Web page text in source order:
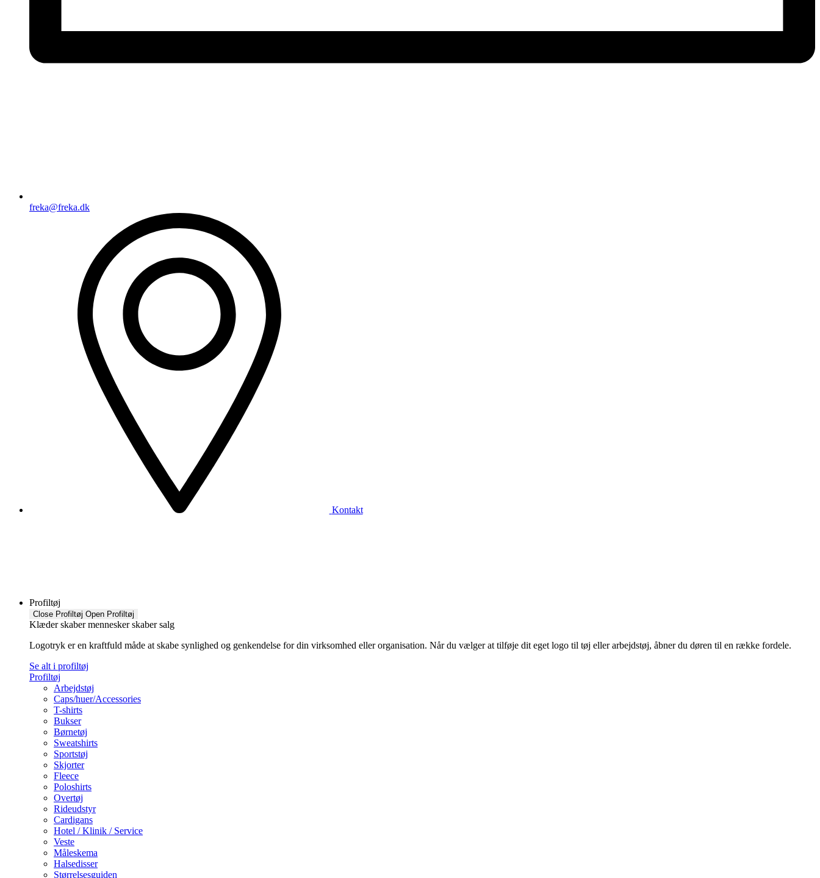
freka@freka.dk
Kontakt
Profiltøj
Close Profiltøj Open Profiltøj
Klæder skaber mennesker skaber salg
Logotryk er en kraftfuld måde at skabe synlighed og genkendelse for din virksomhed eller organisation. Når du vælger at tilføje dit eget logo til tøj eller arbejdstøj, åbner du døren til en række fordele.
Se alt i profiltøj
Profiltøj
Arbejdstøj
Caps/huer/Accessories
T-shirts
Bukser
Børnetøj
Sweatshirts
Sportstøj
Skjorter
Fleece
Poloshirts
Overtøj
Rideudstyr
Cardigans
Hotel / Klinik / Service
Veste
Måleskema
Halsedisser
Størrelsesguiden